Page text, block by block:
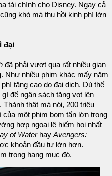
tài chính cho Disney. Ngay cả
cũng khó mà thu hồi kinh phí lớn
đại
đã phải vượt qua rất nhiều gian
Như nhiều phim khác mấy năm
tăng cao do đại dịch. Dù thế
để ngân sách tăng vọt lên
Thành thật mà nói, 200 triệu
một phim bom tấn lớn trong
hợp ngoại lệ hiếm hoi nhất
of WaterhayAvengers:
khoản đầu tư lớn hơn.
trong hạng mục đó.